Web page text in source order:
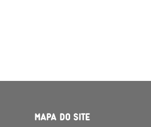
MAPA DO SITE